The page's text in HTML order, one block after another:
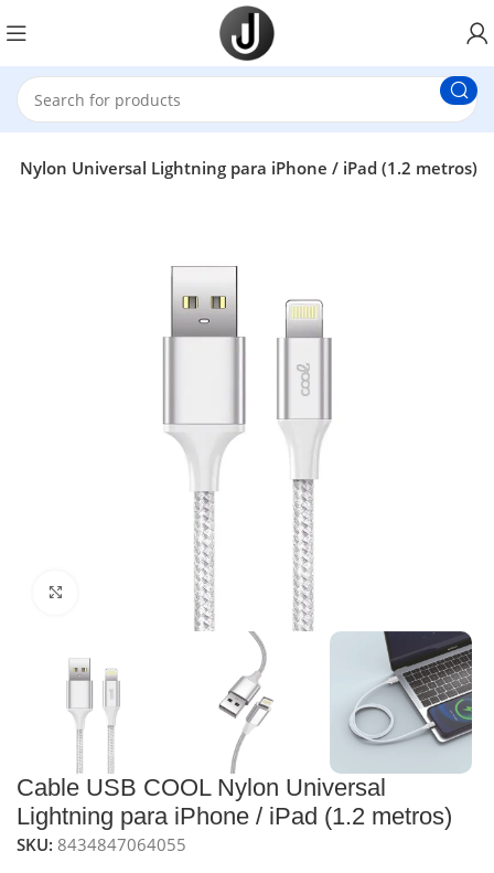
Nylon Universal Lightning para iPhone / iPad (1.2 metros)
Click to enlarge
Cable USB COOL Nylon Universal
Lightning para iPhone / iPad (1.2 metros)
SKU:8434847064055